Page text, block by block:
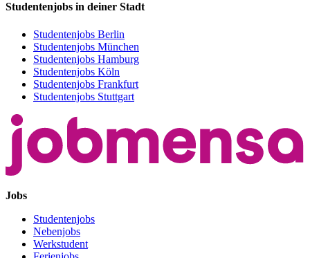
Studentenjobs in deiner Stadt
Studentenjobs Berlin
Studentenjobs München
Studentenjobs Hamburg
Studentenjobs Köln
Studentenjobs Frankfurt
Studentenjobs Stuttgart
Jobs
Studentenjobs
Nebenjobs
Werkstudent